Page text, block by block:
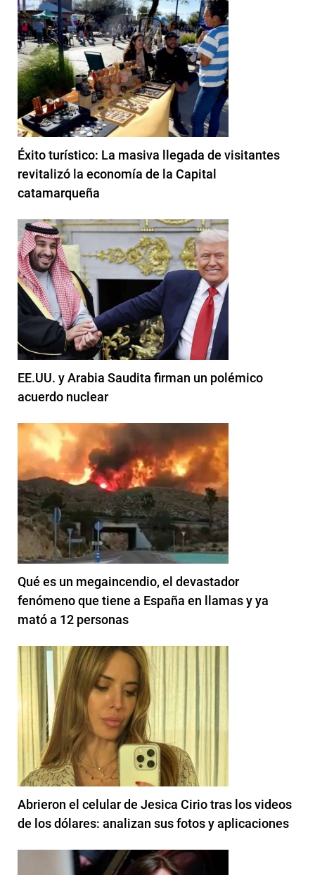
Éxito turístico: La masiva llegada de visitantes
revitalizó la economía de la Capital
catamarqueña
EE.UU. y Arabia Saudita firman un polémico
acuerdo nuclear
Qué es un megaincendio, el devastador
fenómeno que tiene a España en llamas y ya
mató a 12 personas
Abrieron el celular de Jesica Cirio tras los videos
de los dólares: analizan sus fotos y aplicaciones